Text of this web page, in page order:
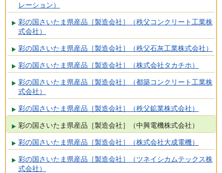
レーション）
彩の国さいたま県産品［製造会社］（秩父コンクリート工業株
式会社）
彩の国さいたま県産品［製造会社］（秩父石灰工業株式会社）
彩の国さいたま県産品［製造会社］（株式会社タカチホ）
彩の国さいたま県産品［製造会社］（都築コンクリート工業株
式会社）
彩の国さいたま県産品［製造会社］（秩父鉱業株式会社）
彩の国さいたま県産品［製造会社］（中興電機株式会社）
彩の国さいたま県産品［製造会社］（株式会社大成電機）
彩の国さいたま県産品［製造会社］（ツネイシカムテックス株
式会社）